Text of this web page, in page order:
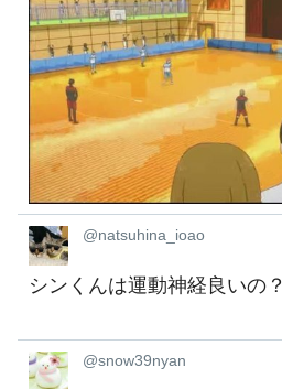
@natsuhina_ioao
シンくんは運動神経良いの？
@snow39nyan